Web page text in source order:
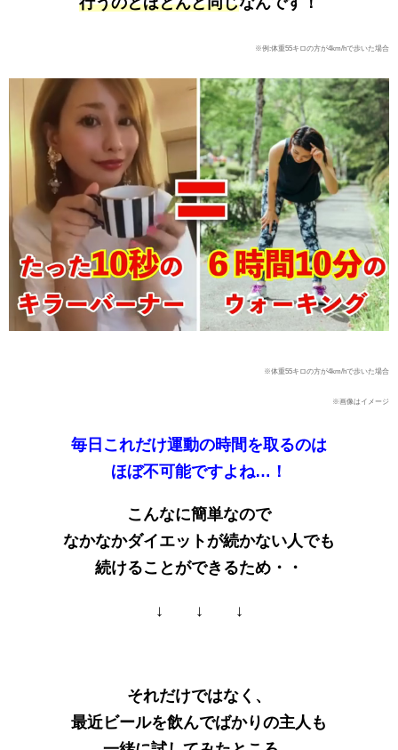
※例:体重55キロの方が4km/hで歩いた場合
※体重55キロの方が4km/hで歩いた場合
※画像はイメージ
毎日これだけ運動の時間を取るのは
ほぼ不可能ですよね…！
こんなに簡単なので
なかなかダイエットが続かない人でも
続けることができるため・・
↓ ↓ ↓
それだけではなく、
最近ビールを飲んでばかりの主人も